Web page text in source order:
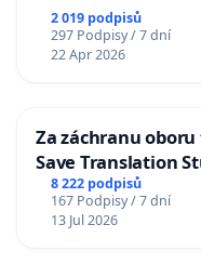
2 019 podpisů
297 Podpisy / 7 dní
22 Apr 2026
Za záchranu
Save Translation
Charles University
8 222 podpisů
167 Podpisy / 7 dní
13 Jul 2026